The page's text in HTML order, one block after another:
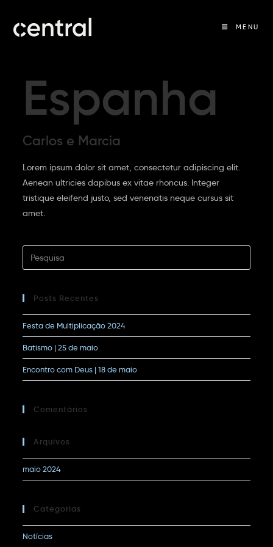
MENU
Espanha
Carlos e Marcia
Lorem ipsum dolor sit amet, consectetur adipiscing elit.
Aenean ultricies dapibus ex vitae rhoncus. Integer
tristique eleifend justo, sed venenatis neque cursus sit
amet.
Posts Recentes
Festa de Multiplicação 2024
Batismo | 25 de maio
Encontro com Deus | 18 de maio
Comentários
Arquivos
maio 2024
Categorias
Notícias